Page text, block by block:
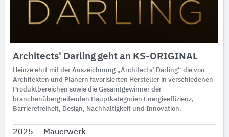
Architects' Darling geht an KS-ORIGINAL
Heinze ehrt mit der Auszeichnung „Architects’ Darling“ die von
Architekten und Planern favorisierten Hersteller in verschiedenen
Produktbereichen sowie die Gesamtgewinner der
branchenübergreifenden Hauptkategorien Energieeffizienz,
Barrierefreiheit, Design, Nachhaltigkeit und Innovation.
2025
Mauerwerk